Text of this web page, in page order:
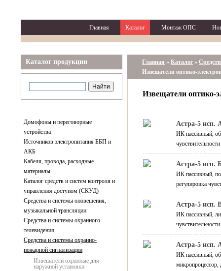
Главная Каталог Монтаж ОПС
Каталог продукции
Домофоны и переговорные
устройства
Источников электропитания ББП и
АКБ
Кабеля, провода, расходные
материалы
Каталог средств и систем контроля и
управления доступом (СКУД)
Средства и системы оповещения,
музыкальной трансляции
Средства и системы охранного
телевидения
Средства и системы охранно-
пожарной сигнализации
Извещатели охранные для
наружной установки
Главная » Каталог »
Извещатели оптико-
Извещатели
Астра-5 исп.
ИК пассивный,
чувствительности
Астра-5 исп.
ИК пассивный,
регулировка
Астра-5 исп.
ИК пассивный,
чувствительности
Астра-5 исп.
ИК пассивный,
микропроцессор,